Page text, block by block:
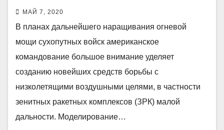
МАЙ 7, 2020
В планах дальнейшего наращивания огневой
мощи сухопутных войск американское
командование большое внимание уделяет
созданию новейших средств борьбы с
низколетящими воздушными целями, в частности
зенитных ракетных комплексов (ЗРК) малой
дальности. Моделирование…